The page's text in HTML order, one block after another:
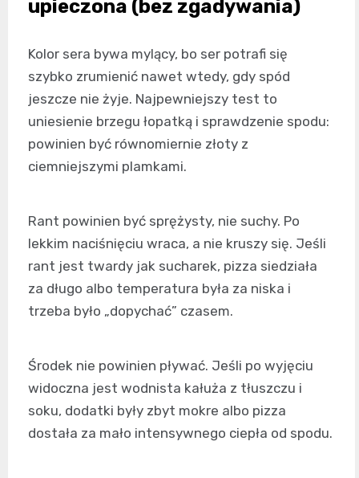
upieczona (bez zgadywania)
Kolor sera bywa mylący, bo ser potrafi się
szybko zrumienić nawet wtedy, gdy spód
jeszcze nie żyje. Najpewniejszy test to
uniesienie brzegu łopatką i sprawdzenie spodu:
powinien być równomiernie złoty z
ciemniejszymi plamkami.
Rant powinien być sprężysty, nie suchy. Po
lekkim naciśnięciu wraca, a nie kruszy się. Jeśli
rant jest twardy jak sucharek, pizza siedziała
za długo albo temperatura była za niska i
trzeba było „dopychać” czasem.
Środek nie powinien pływać. Jeśli po wyjęciu
widoczna jest wodnista kałuża z tłuszczu i
soku, dodatki były zbyt mokre albo pizza
dostała za mało intensywnego ciepła od spodu.